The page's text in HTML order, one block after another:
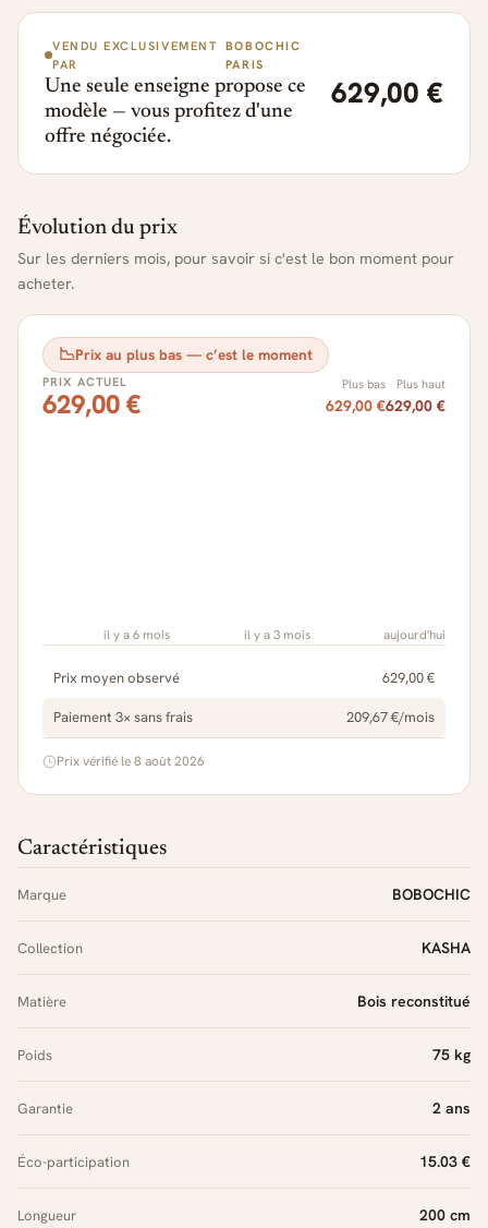
VENDU EXCLUSIVEMENT
PAR
BOBOCHIC
PARIS
Une seule enseigne propose ce
modèle — vous profitez d'une
offre négociée.
629,00 €
Évolution du prix
Sur les derniers mois, pour savoir si c'est le bon moment pour
acheter.
📉Prix au plus bas — c’est le moment
PRIX ACTUEL
629,00 €
Plus bas
629,00 €
Plus haut
629,00 €
il y a 6 mois il y a 3 mois aujourd'hui
Prix moyen observé 629,00 €
Paiement 3× sans frais 209,67 €/mois
Prix vérifié le 8 août 2026
Caractéristiques
Marque BOBOCHIC
Collection KASHA
Matière Bois reconstitué
Poids 75 kg
Garantie 2 ans
Éco-participation 15.03 €
Longueur 200 cm